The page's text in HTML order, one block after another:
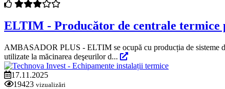
ELTIM - Producător de centrale termice
AMBASADOR PLUS - ELTIM se ocupă cu producția de sisteme
utilizate la măcinarea deşeurilor d...
17.11.2025
19423 vizualizări